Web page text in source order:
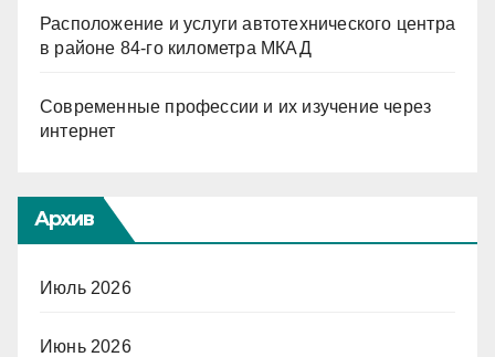
Расположение и услуги автотехнического центра
в районе 84-го километра МКАД
Современные профессии и их изучение через
интернет
Архив
Июль 2026
Июнь 2026